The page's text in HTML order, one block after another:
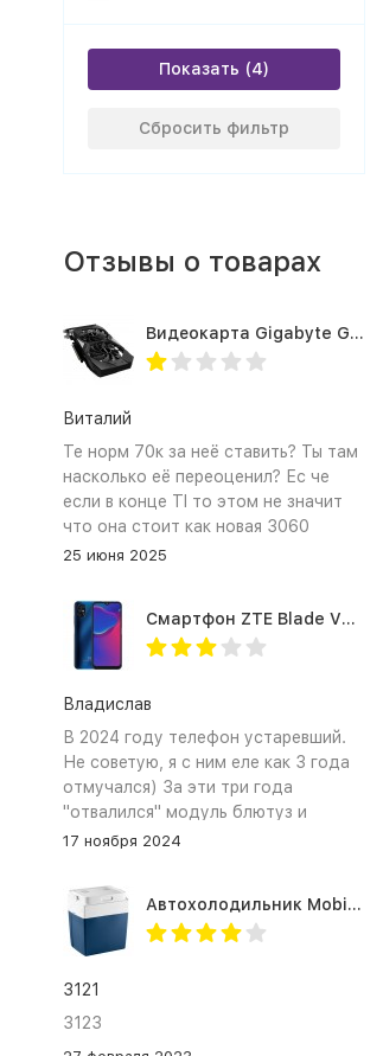
Показать
Сбросить фильтр
Отзывы о товарах
Видеокарта Gigabyte GTX1660TI 6GB (GV-N166TOC-6GD 1.0A)
Виталий
Те норм 70к за неё ставить? Ты там
насколько её переоценил? Ес че
если в конце TI то этом не значит
что она стоит как новая 3060
25 июня 2025
Смартфон ZTE Blade V2020 Smart 64 Гб синий
Владислав
В 2024 году телефон устаревший.
Не советую, я с ним еле как 3 года
отмучался) За эти три года
"отвалился" модуль блютуз и
сканер отпечатка пальца
17 ноября 2024
Автохолодильник Mobicool MV26 AC/DC
3121
3123